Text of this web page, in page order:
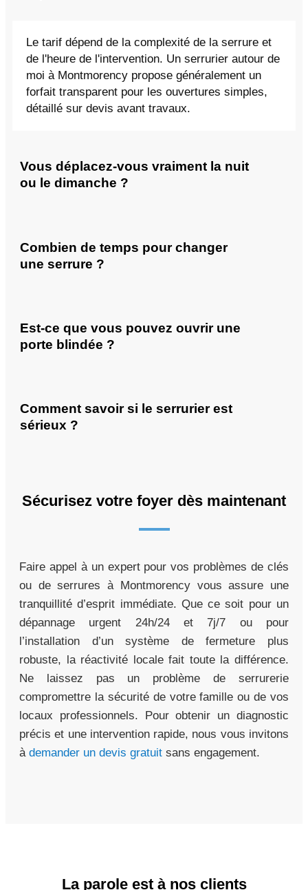
Le tarif dépend de la complexité de la serrure et
de l'heure de l'intervention. Un serrurier autour de
moi à Montmorency propose généralement un
forfait transparent pour les ouvertures simples,
détaillé sur devis avant travaux.
Vous déplacez-vous vraiment la nuit
ou le dimanche ?
Combien de temps pour changer
une serrure ?
Est-ce que vous pouvez ouvrir une
porte blindée ?
Comment savoir si le serrurier est
sérieux ?
Sécurisez votre foyer dès maintenant
Faire appel à un expert pour vos problèmes de clés
ou de serrures à Montmorency vous assure une
tranquillité d’esprit immédiate. Que ce soit pour un
dépannage urgent 24h/24 et 7j/7 ou pour
l’installation d’un système de fermeture plus
robuste, la réactivité locale fait toute la différence.
Ne laissez pas un problème de serrurerie
compromettre la sécurité de votre famille ou de vos
locaux professionnels. Pour obtenir un diagnostic
précis et une intervention rapide, nous vous invitons
à demander un devis gratuit sans engagement.
La parole est à nos clients